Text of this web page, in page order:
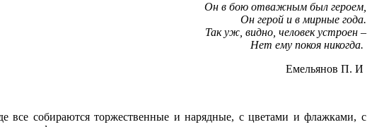
Он в бою отважным был героем,
Он герой и в мирные года.
Так уж, видно, человек устроен –
Нет ему покоя никогда.
Емельянов П. И
собираются торжественные и нарядные, с цветами и флажками, с